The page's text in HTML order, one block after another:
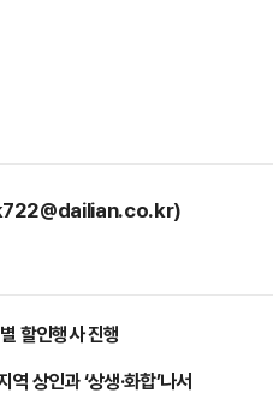
할인행사 진행
상인과 ‘상생·화합’나서